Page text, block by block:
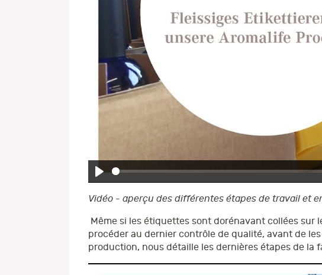
Play
Vidéo - aperçu des différentes étapes de travail et
Même si les étiquettes sont dorénavant collées sur
procéder au dernier contrôle de qualité, avant de
production, nous détaille les dernières étapes de la